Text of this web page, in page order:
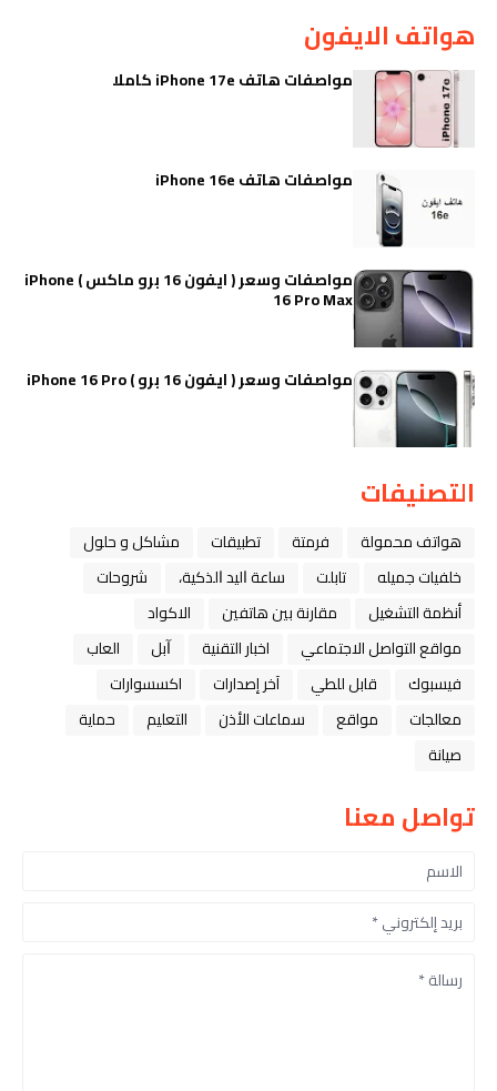
هواتف الايفون
مواصفات هاتف iPhone 17e كاملا
مواصفات هاتف iPhone 16e
مواصفات وسعر ( ايفون 16 برو ماكس ) iPhone
16 Pro Max
مواصفات وسعر ( ايفون 16 برو ) iPhone 16 Pro
التصنيفات
هواتف محمولة فرمتة تطبيقات
مشاكل و حلول
خلفيات جميله
تابلت ﺳﺎﻋﺔ ﺍﻟﻴﺪ ﺍﻟﺬﻛﻴﺔ،
شروحات
أنظمة التشغيل
مقارنة بين هاتفين
الاكواد
مواقع التواصل الاجتماعي
اخبار التقنية ﺁﺑﻞ
العاب
فيسبوك
قابل للطي آخر إصدارات
اكسسوارات
معالجات
مواقع سماعات الأذن التعليم
حماية
صيانة
تواصل معنا